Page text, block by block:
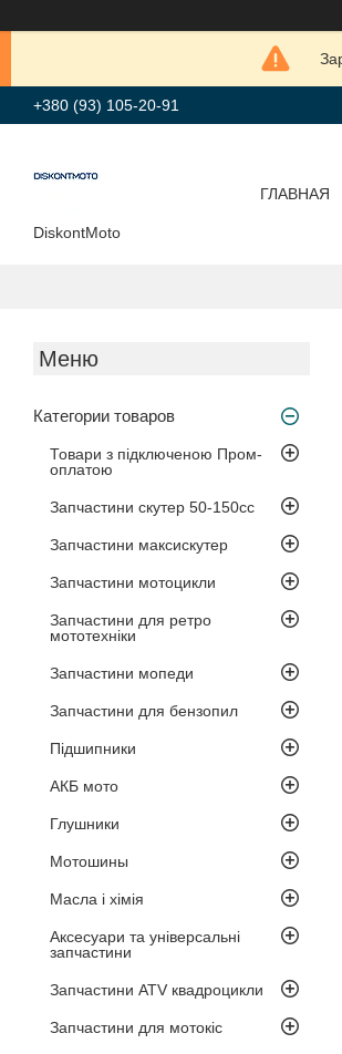
+380 (93) 105-20-91
DiskontMoto
ГЛАВНАЯ
Категории товаров
Товари з підключеною Пром-
оплатою
Запчастини скутер 50-150cc
Запчастини максискутер
Запчастини мотоцикли
Запчастини для ретро
мототехніки
Запчастини мопеди
Запчастини для бензопил
Підшипники
АКБ мото
Глушники
Мотошины
Масла і хімія
Аксесуари та універсальні
запчастини
Запчастини ATV квадроцикли
Запчастини для мотокіс